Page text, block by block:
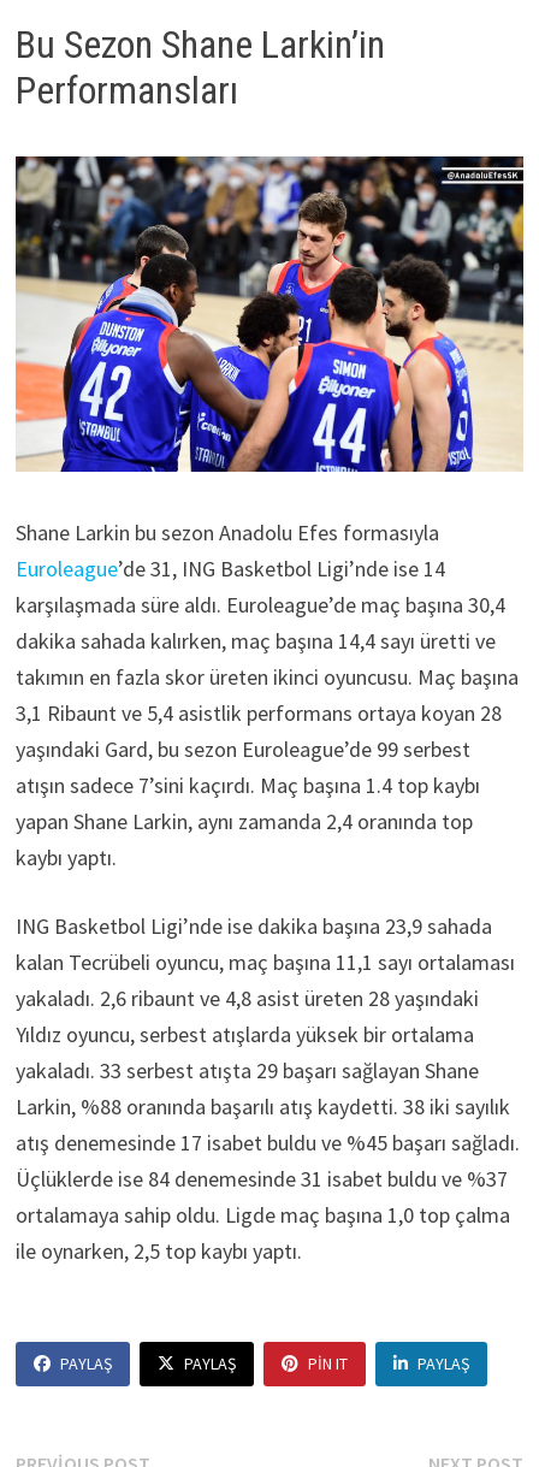
Bu Sezon Shane Larkin’in
Performansları
Shane Larkin bu sezon Anadolu Efes formasıyla
Euroleague’de 31, ING Basketbol Ligi’nde ise 14
karşılaşmada süre aldı. Euroleague’de maç başına 30,4
dakika sahada kalırken, maç başına 14,4 sayı üretti ve
takımın en fazla skor üreten ikinci oyuncusu. Maç başına
3,1 Ribaunt ve 5,4 asistlik performans ortaya koyan 28
yaşındaki Gard, bu sezon Euroleague’de 99 serbest
atışın sadece 7’sini kaçırdı. Maç başına 1.4 top kaybı
yapan Shane Larkin, aynı zamanda 2,4 oranında top
kaybı yaptı.
ING Basketbol Ligi’nde ise dakika başına 23,9 sahada
kalan Tecrübeli oyuncu, maç başına 11,1 sayı ortalaması
yakaladı. 2,6 ribaunt ve 4,8 asist üreten 28 yaşındaki
Yıldız oyuncu, serbest atışlarda yüksek bir ortalama
yakaladı. 33 serbest atışta 29 başarı sağlayan Shane
Larkin, %88 oranında başarılı atış kaydetti. 38 iki sayılık
atış denemesinde 17 isabet buldu ve %45 başarı sağladı.
Üçlüklerde ise 84 denemesinde 31 isabet buldu ve %37
ortalamaya sahip oldu. Ligde maç başına 1,0 top çalma
ile oynarken, 2,5 top kaybı yaptı.
PAYLAŞ PAYLAŞ PIN IT PAYLAŞ